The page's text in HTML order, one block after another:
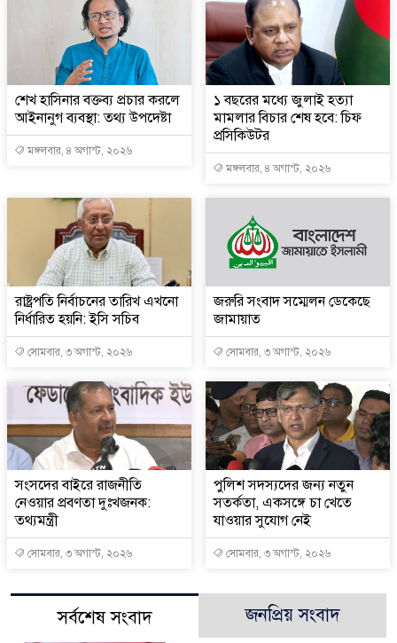
শেখ হাসিনার বক্তব্য প্রচার করলে
আইনানুগ ব্যবস্থা: তথ্য উপদেষ্টা
মঙ্গলবার, ৪ অগাস্ট, ২০২৬
১ বছরের মধ্যে জুলাই হত্যা
মামলার বিচার শেষ হবে: চিফ
প্রসিকিউটর
মঙ্গলবার, ৪ অগাস্ট, ২০২৬
রাষ্ট্রপতি নির্বাচনের তারিখ এখনো
নির্ধারিত হয়নি: ইসি সচিব
সোমবার, ৩ অগাস্ট, ২০২৬
জরুরি সংবাদ সম্মেলন ডেকেছে
জামায়াত
সোমবার, ৩ অগাস্ট, ২০২৬
সংসদের বাইরে রাজনীতি
নেওয়ার প্রবণতা দুঃখজনক:
তথ্যমন্ত্রী
সোমবার, ৩ অগাস্ট, ২০২৬
পুলিশ সদস্যদের জন্য নতুন
সতর্কতা, একসঙ্গে চা খেতে
যাওয়ার সুযোগ নেই
সোমবার, ৩ অগাস্ট, ২০২৬
সর্বশেষ সংবাদ জনপ্রিয় সংবাদ